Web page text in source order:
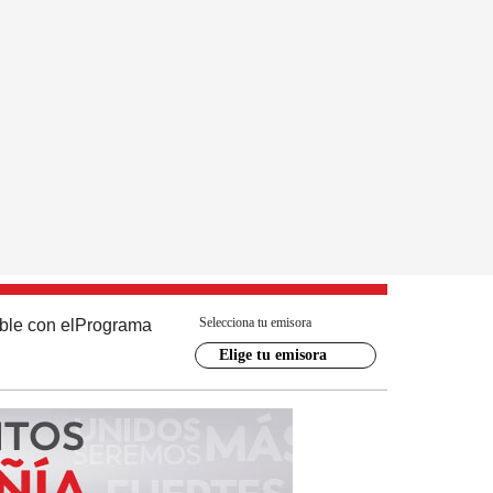
con el Programa Selecciona tu emisora
Elige tu emisora